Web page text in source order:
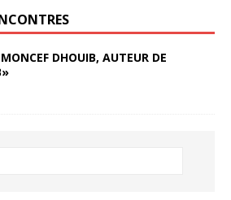
DHOUIB, AUTEUR DE